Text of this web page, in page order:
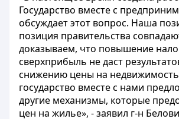
Государство вместе с
обсуждает этот вопрос. Наша
позиция правительства
доказываем, что повышение
сверхприбыль не даст
снижению цены на
государство вместе с нами
другие механизмы, которые
цен на жилье», - заявил г-н